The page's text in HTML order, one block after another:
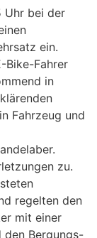
Uhr bei der
ein.
Bike-Fahrer
in
Fahrzeug und
zu.
regelten den
mit einer
den Bergungs-